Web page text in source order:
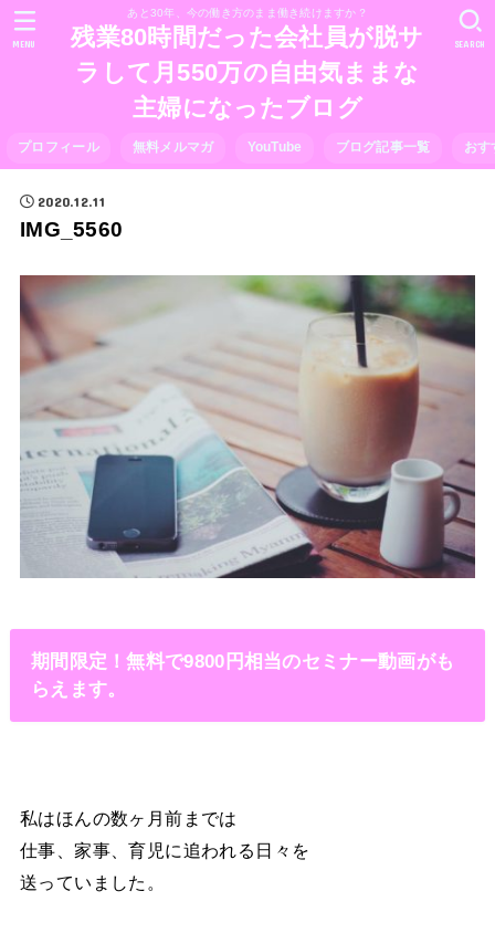
あと30年、今の働き方のまま働き続けますか？
残業80時間だった会社員が脱サ
ラして月550万の自由気ままな
主婦になったブログ
プロフィール 無料メルマガ YouTube ブログ記事一覧 おす
SEARCH
MENU
2020.12.11
IMG_5560
期間限定！無料で9800円相当のセミナー動画がも
らえます。
私はほんの数ヶ月前までは
仕事、家事、育児に追われる日々を
送っていました。